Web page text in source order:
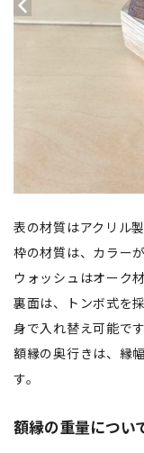
表の材質はアクリル
枠の材質は、カラー
ウォッシュはオーク
裏面は、トンボ式を
身で入れ替え可能です
額縁の奥行きは、縁
す。
額縁の重量につい